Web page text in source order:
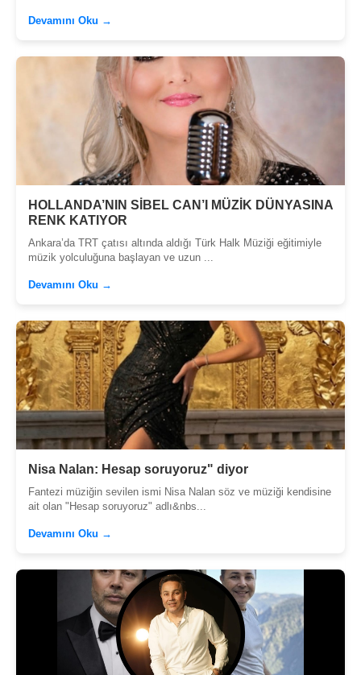
Devamını Oku →
HOLLANDA’NIN SİBEL CAN’I MÜZİK DÜNYASINA
RENK KATIYOR
Ankara’da TRT çatısı altında aldığı Türk Halk Müziği eğitimiyle
müzik yolculuğuna başlayan ve uzun ...
Devamını Oku →
Nisa Nalan: Hesap soruyoruz" diyor
Fantezi müziğin sevilen ismi Nisa Nalan söz ve müziği kendisine
ait olan "Hesap soruyoruz" adlı&nbs...
Devamını Oku →